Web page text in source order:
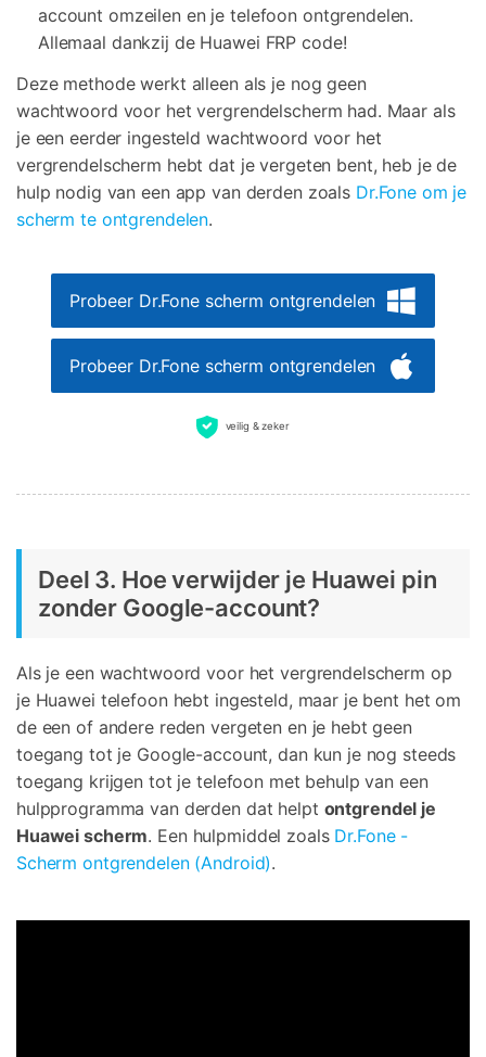
account omzeilen en je telefoon ontgrendelen.
Allemaal dankzij de Huawei FRP code!
Deze methode werkt alleen als je nog geen
wachtwoord voor het vergrendelscherm had. Maar als
je een eerder ingesteld wachtwoord voor het
vergrendelscherm hebt dat je vergeten bent, heb je de
hulp nodig van een app van derden zoals Dr.Fone om je
scherm te ontgrendelen.
Probeer Dr.Fone scherm ontgrendelen
Probeer Dr.Fone scherm ontgrendelen
veilig & zeker
Deel 3. Hoe verwijder je Huawei pin
zonder Google-account?
Als je een wachtwoord voor het vergrendelscherm op
je Huawei telefoon hebt ingesteld, maar je bent het om
de een of andere reden vergeten en je hebt geen
toegang tot je Google-account, dan kun je nog steeds
toegang krijgen tot je telefoon met behulp van een
hulpprogramma van derden dat helpt ontgrendel je
Huawei scherm. Een hulpmiddel zoals Dr.Fone -
Scherm ontgrendelen (Android).